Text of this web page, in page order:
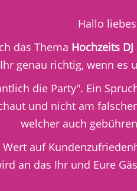
Hallo
das Thema Hochzeits DJ
genau richtig, wenn
die Party". Ein
und nicht am
welcher auch
auf
an das Ihr und Eure